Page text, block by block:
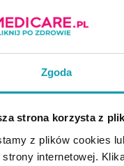
Zgoda
strona korzysta z
z plików cookies
strony internetowej.